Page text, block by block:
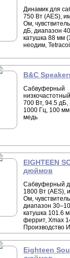
Динамик для
750 Вт (AES),
Ом,
дБ, диапазон
катушка 88 мм
неодим,
B&C
Сабвуферный
700 Вт, 94.5 дБ,
1000 Гц, 100
медь
EIGHTEEN
дюймов
Сабвуферный
1800 Вт (AES),
Ом,
диапазон
катушка 101.6
феррит, Xmax
Производство
Eighteen